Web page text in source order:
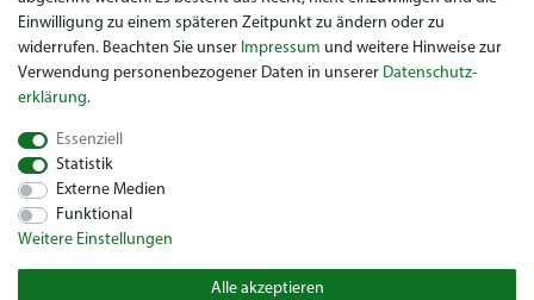
Sie suchen ein gebrauchtes Golf Car? Maiers Golfcarts ist Ihr
österreichischer Golfcar Händler für Clubcar, Ezgo, Garia, Melex
und Yamaha! Maiers Golfcarts ist zudem Ihre Nummer 1
Golfcart-Werkstatt für Hartle Car, Tomberlin, Hyundai, HDK,
Lamborghini und Graf Carello Fahrzeuge. Wir freuen uns über
Golfwagen, Melex Golfcaddy, Yamaha Golfcar, Hyundai Golf
Einwilligung zu einem späteren Zeitpunkt zu ändern oder zu
widerrufen. Beachten Sie unser Impressum und weitere Hinweise zur
Verwendung personenbezogener Daten in unserer Daten­schutz­
erklärung.
Essenziell
Statistik
Externe Medien
Funktional
Weitere Einstellungen
Alle akzeptieren